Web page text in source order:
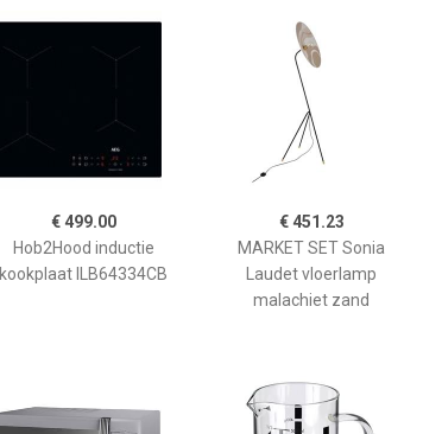
€ 499.00
Hob2Hood inductie
kookplaat ILB64334CB
€ 451.23
MARKET SET Sonia
Laudet vloerlamp
malachiet zand